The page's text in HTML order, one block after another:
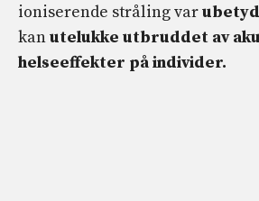
ioniserende stråling var
kanutelukke utbruddet av
helseeffekter på individer.